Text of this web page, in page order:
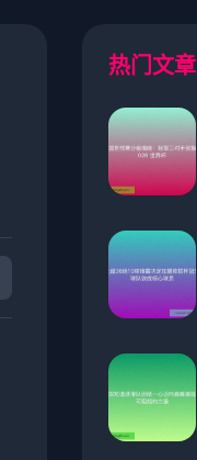
热门文章